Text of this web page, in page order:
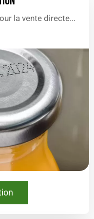
la vente directe...